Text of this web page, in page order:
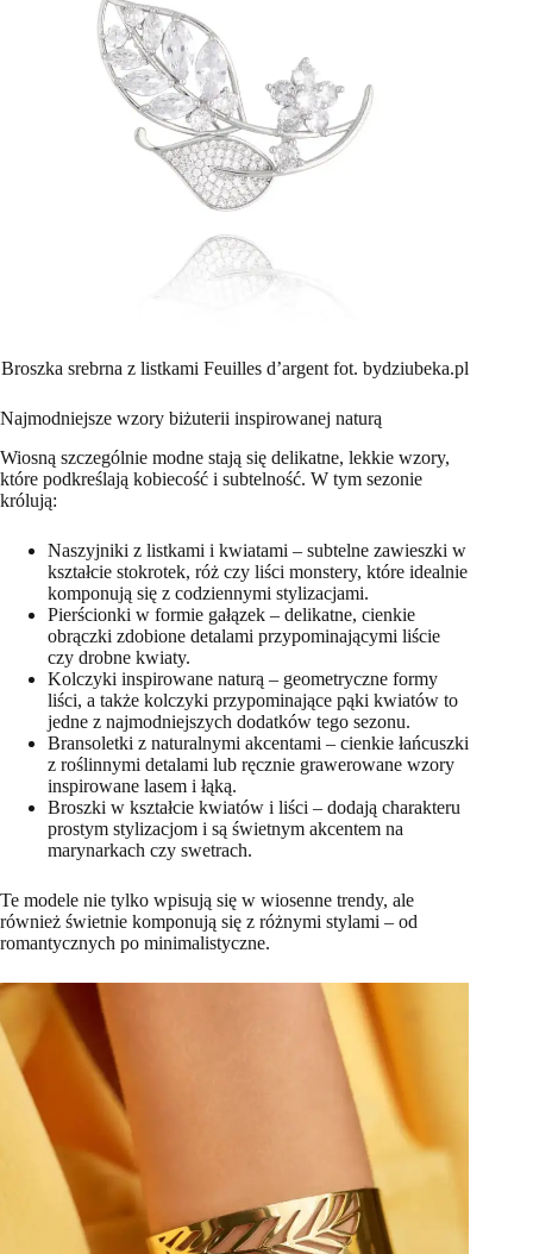
Broszka srebrna z listkami Feuilles d’argent fot. bydziubeka.pl
Najmodniejsze wzory biżuterii inspirowanej naturą
Wiosną szczególnie modne stają się delikatne, lekkie wzory,
które podkreślają kobiecość i subtelność. W tym sezonie
królują:
Naszyjniki z listkami i kwiatami – subtelne zawieszki w
kształcie stokrotek, róż czy liści monstery, które idealnie
komponują się z codziennymi stylizacjami.
Pierścionki w formie gałązek – delikatne, cienkie
obrączki zdobione detalami przypominającymi liście
czy drobne kwiaty.
Kolczyki inspirowane naturą – geometryczne formy
liści, a także kolczyki przypominające pąki kwiatów to
jedne z najmodniejszych dodatków tego sezonu.
Bransoletki z naturalnymi akcentami – cienkie łańcuszki
z roślinnymi detalami lub ręcznie grawerowane wzory
inspirowane lasem i łąką.
Broszki w kształcie kwiatów i liści – dodają charakteru
prostym stylizacjom i są świetnym akcentem na
marynarkach czy swetrach.
Te modele nie tylko wpisują się w wiosenne trendy, ale
również świetnie komponują się z różnymi stylami – od
romantycznych po minimalistyczne.